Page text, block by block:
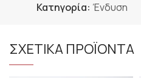
Κατηγορία: Ένδυση
ΣΧΕΤΙΚΑ ΠΡΟΪΟΝΤΑ